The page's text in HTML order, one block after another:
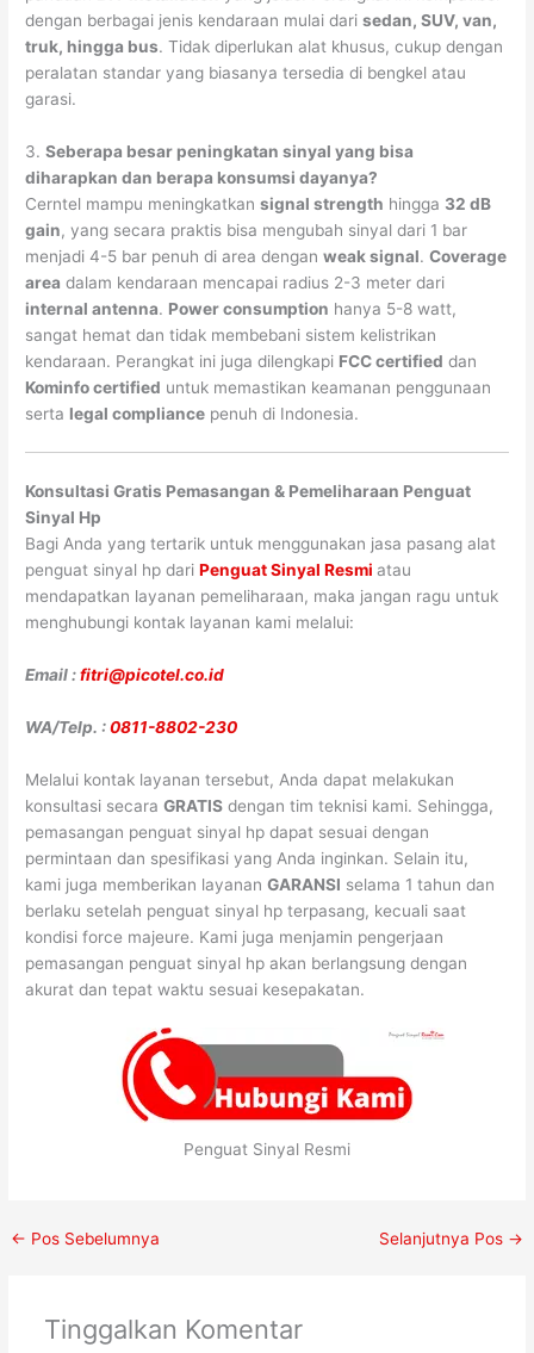
dengan berbagai jenis kendaraan mulai darisedan, SUV, van,
truk, hingga bus. Tidak diperlukan alat khusus, cukup dengan
peralatan standar yang biasanya tersedia di bengkel atau
garasi.
3.Seberapa besar peningkatan sinyal yang bisa
diharapkan dan berapa konsumsi dayanya?
Cerntel mampu meningkatkansignal strength hingga 32 dB
gain, yang secara praktis bisa mengubah sinyal dari 1 bar
menjadi 4-5 bar penuh di area denganweak signal.Coverage
area dalam kendaraan mencapai radius 2-3 meter dari
internal antenna. Power consumption hanya 5-8 watt,
sangat hemat dan tidak membebani sistem kelistrikan
kendaraan. Perangkat ini juga dilengkapi FCC certified dan
Kominfo certified untuk memastikan keamanan penggunaan
serta legal compliance penuh di Indonesia.
Konsultasi Gratis Pemasangan & Pemeliharaan Penguat
Sinyal Hp
Bagi Anda yang tertarik untuk menggunakan jasa pasang alat
penguat sinyal hp dariPenguat Sinyal Resmiatau
mendapatkan layanan pemeliharaan, maka jangan ragu untuk
menghubungi kontak layanan kami melalui:
Email :fitri@picotel.co.id
WA/Telp. :0811-8802-230
Melalui kontak layanan tersebut, Anda dapat melakukan
konsultasi secaraGRATIS dengan tim teknisi kami. Sehingga,
pemasangan penguat sinyal hp dapat sesuai dengan
permintaan dan spesifikasi yang Anda inginkan. Selain itu,
kami juga memberikan layananGARANSI selama 1 tahun dan
berlaku setelah penguat sinyal hp terpasang, kecuali saat
kondisi force majeure. Kami juga menjamin pengerjaan
pemasangan penguat sinyal hp akan berlangsung dengan
akurat dan tepat waktu sesuai kesepakatan.
Penguat Sinyal Resmi
← Pos Sebelumnya Selanjutnya Pos →
Tinggalkan Komentar